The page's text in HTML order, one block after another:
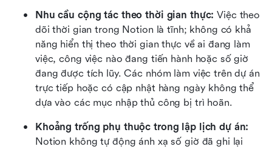
Nhu cầu cộng tác theo thời gian thực: Việc theo
dõi thời gian trong Notion là tĩnh; không có khả
năng hiển thị theo thời gian thực về ai đang làm
việc, công việc nào đang tiến hành hoặc số giờ
đang được tích lũy. Các nhóm làm việc trên dự án
trực tiếp hoặc có cập nhật hàng ngày không thể
dựa vào các mục nhập thủ công bị trì hoãn.
Notion không tự động ánh xạ số giờ đã ghi lại